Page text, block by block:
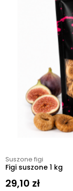
Suszone figi
Figi suszone 1 kg
29,10 zł